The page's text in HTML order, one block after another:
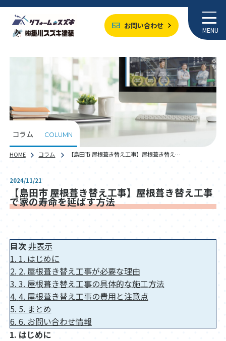
お問い合わせ MENU
コラム COLUMN
HOME コラム 【島田市 屋根葺き替え工事】屋根葺き替え…
2024/11/21
【島田市 屋根葺き替え工事】屋根葺き替え工事
で家の寿命を延ばす方法
目次非表示
1. 1. はじめに
2. 2. 屋根葺き替え工事が必要な理由
3. 3. 屋根葺き替え工事の具体的な施工方法
4. 4. 屋根葺き替え工事の費用と注意点
5. 5. まとめ
6. 6. お問い合わせ情報
1. はじめに